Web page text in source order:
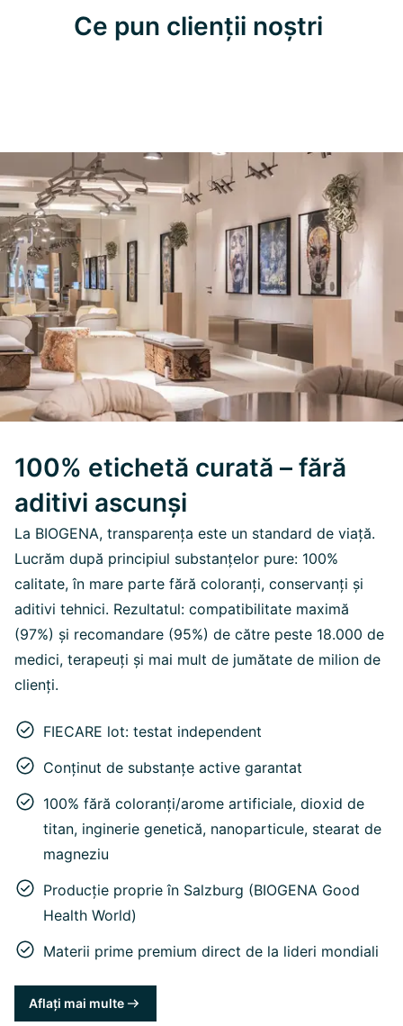
Ce pun clienții noștri
100% etichetă curată – fără
aditivi ascunși
La BIOGENA, transparența este un standard de viață.
Lucrăm după principiul substanțelor pure: 100%
calitate, în mare parte fără coloranți, conservanți și
aditivi tehnici. Rezultatul: compatibilitate maximă
(97%) și recomandare (95%) de către peste 18.000 de
medici, terapeuți și mai mult de jumătate de milion de
clienți.
FIECARE lot: testat independent
Conținut de substanțe active garantat
100% fără coloranți/arome artificiale, dioxid de
titan, inginerie genetică, nanoparticule, stearat de
magneziu
Producție proprie în Salzburg (BIOGENA Good
Health World)
Materii prime premium direct de la lideri mondiali
Aflați mai multe